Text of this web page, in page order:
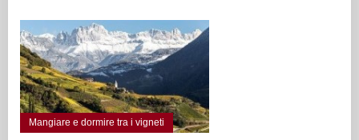
Mangiare e dormire tra i vigneti